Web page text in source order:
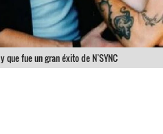
fue un gran éxito de N’SYNC